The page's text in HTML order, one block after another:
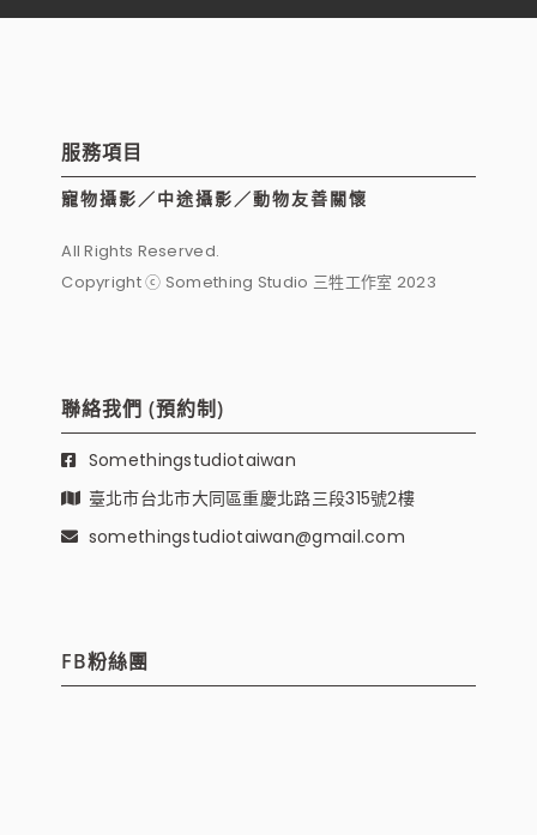
服務項目
寵物攝影／中途攝影／動物友善關懷
All Rights Reserved.
Copyright ⓒ Something Studio 三牲工作室 2023
聯絡我們 (預約制)
Somethingstudiotaiwan
臺北市台北市大同區重慶北路三段315號2樓
somethingstudiotaiwan@gmail.com
FB粉絲團